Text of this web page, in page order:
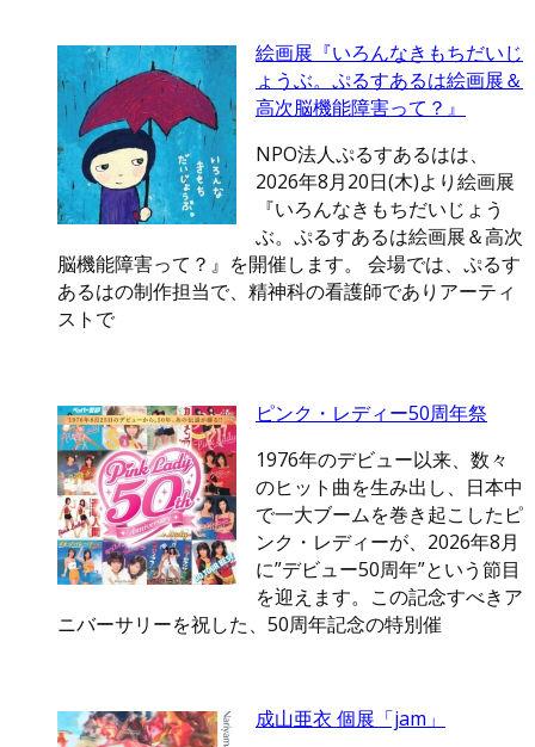
絵画展『いろんなきもちだいじ
ょうぶ。ぷるすあるは絵画展＆
高次脳機能障害って？』
NPO法人ぷるすあるはは、
2026年8月20日(木)より絵画展
『いろんなきもちだいじょう
ぶ。ぷるすあるは絵画展＆高次
脳機能障害って？』を開催します。 会場では、ぷるす
あるはの制作担当で、精神科の看護師でありアーティ
ストで
ピンク・レディー50周年祭
1976年のデビュー以来、数々
のヒット曲を生み出し、日本中
で一大ブームを巻き起こしたピ
ンク・レディーが、2026年8月
に”デビュー50周年”という節目
を迎えます。この記念すべきア
ニバーサリーを祝した、50周年記念の特別催
成山亜衣 個展「jam」